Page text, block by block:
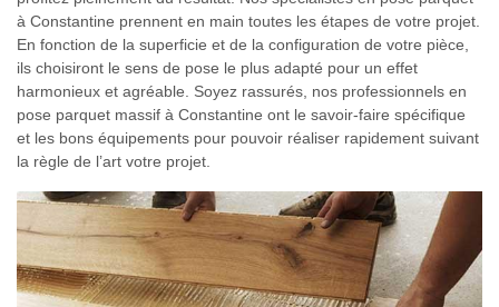
à Constantine prennent en main toutes les étapes de votre projet.
En fonction de la superficie et de la configuration de votre pièce,
ils choisiront le sens de pose le plus adapté pour un effet
harmonieux et agréable. Soyez rassurés, nos professionnels en
pose parquet massif à Constantine ont le savoir-faire spécifique
et les bons équipements pour pouvoir réaliser rapidement suivant
la règle de l’art votre projet.